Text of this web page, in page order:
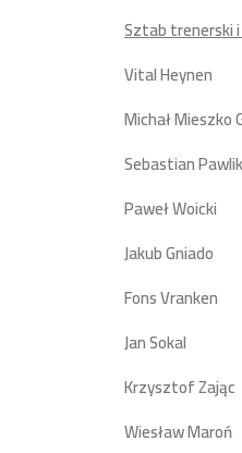
Sztab trenerski
Vital Heynen
Michał Mieszko
Sebastian Pawlik
Paweł Woicki
Jakub Gniado
Fons Vranken
Jan Sokal –
Krzysztof Zając
Wiesław Maroń